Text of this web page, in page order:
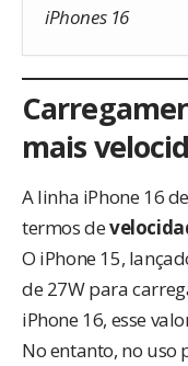
iPhones 16
mais
A linha iPhone 16
termos de
O iPhone 15,
de 27W para
iPhone 16, esse
No entanto, no uso